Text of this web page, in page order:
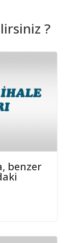
?
benzer